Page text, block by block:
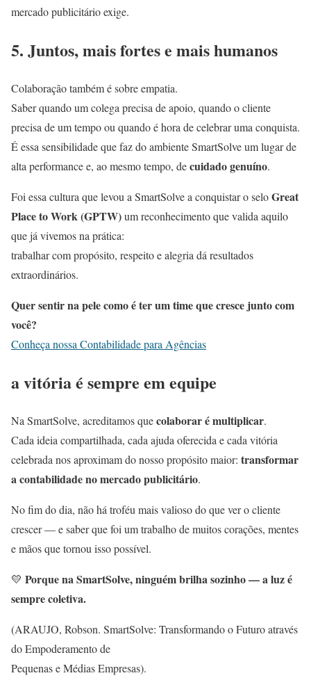
mercado publicitário exige.
5. Juntos, mais fortes e mais humanos
Colaboração também é sobre empatia.
Saber quando um colega precisa de apoio, quando o cliente
precisa de um tempo ou quando é hora de celebrar uma conquista.
É essa sensibilidade que faz do ambiente SmartSolve um lugar de
alta performance e, ao mesmo tempo, decuidado genuíno.
Foi essa cultura que levou a SmartSolve a conquistar o seloGreat
Place to Work (GPTW)um reconhecimento que valida aquilo
que já vivemos na prática:
trabalhar com propósito, respeito e alegria dá resultados
extraordinários.
Quer sentir na pele como é ter um time que cresce junto com
você?
Conheça nossa Contabilidade para Agências
a vitória é sempre em equipe
Na SmartSolve, acreditamos quecolaborar é multiplicar.
Cada ideia compartilhada, cada ajuda oferecida e cada vitória
celebrada nos aproximam do nosso propósito maior: transformar
a contabilidade no mercado publicitário.
No fim do dia, não há troféu mais valioso do que ver o cliente
crescer — e saber que foi um trabalho de muitos corações, mentes
e mãos que tornou isso possível.
💛 Porque na SmartSolve, ninguém brilha sozinho — a luz é
sempre coletiva.
(ARAUJO, Robson. SmartSolve: Transformando o Futuro através
do Empoderamento de
Pequenas e Médias Empresas).